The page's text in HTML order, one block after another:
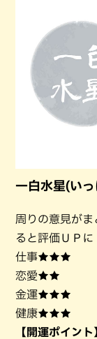
一白水星(い
周りの意見がま
ると評価ＵＰに
仕事★★★
恋愛★★
金運★★★
健康★★★
【開運ポイント